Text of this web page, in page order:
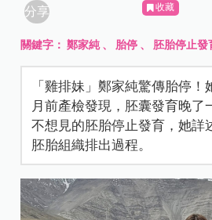
分享 收藏
關鍵字：鄭家純、 胎停 、 胚胎停止發
「雞排妹」鄭家純驚傳胎停
月前產檢發現，胚囊發育晚了
不想見的胚胎停止發育，她詳
胚胎組織排出過程。